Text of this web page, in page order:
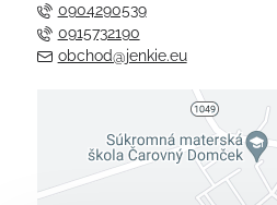
0904290539
0915732190
obchod@jenkie.eu
Externý obsah je
Voľbami